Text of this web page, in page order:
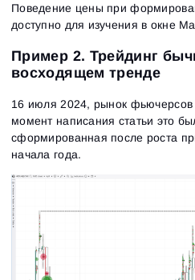
Поведение цены при
доступно для изучения в окне
Пример 2. Трейдинг
восходящем тренде
16 июля 2024, рынок фьючерсов
момент написания статьи это
сформированная после роста
начала года.